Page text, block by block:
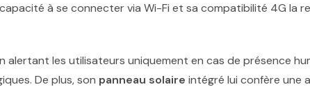
à se connecter via Wi-Fi et sa compatibilité 4G la
les utilisateurs uniquement en cas de présence
De plus, son panneau solaire intégré lui confère une